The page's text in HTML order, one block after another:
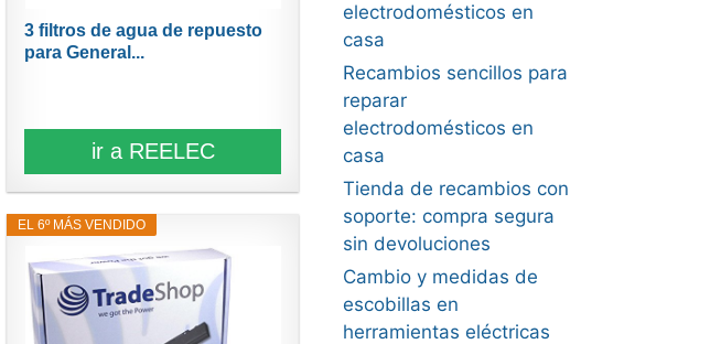
3 filtros de agua de repuesto
para General...
ir a REELEC
EL 6º MÁS VENDIDO
electrodomésticos en
casa
Recambios sencillos para
reparar
electrodomésticos en
casa
Tienda de recambios con
soporte: compra segura
sin devoluciones
Cambio y medidas de
escobillas en
herramientas eléctricas